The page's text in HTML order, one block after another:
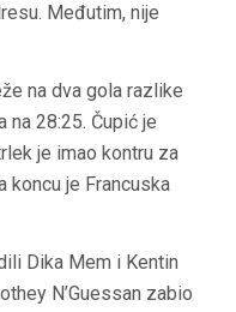
Međutim, nije
na dva gola razlike
na 28:25. Čupić je
je imao kontru za
koncu je Francuska
Dika Mem i Kentin
N’Guessan zabio